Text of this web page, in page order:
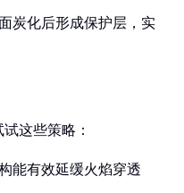
炭化后形成保护层，实
这些策略：
能有效延缓火焰穿透